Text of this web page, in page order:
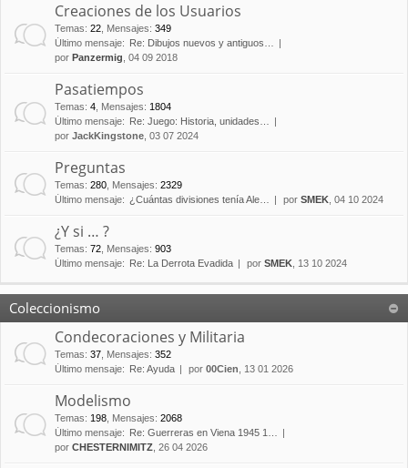
Creaciones de los Usuarios
Temas: 22 Mensajes: 349
Último mensaje:
Re: Dibujos nuevos y antiguos…
por Panzermig , 04 09 2018
Pasatiempos
Temas: 4 Mensajes: 1804
Último mensaje:
Re: Juego: Historia, unidades…
por JackKingstone , 03 07 2024
Preguntas
Temas: 280 Mensajes: 2329
Último mensaje: ¿Cuántas divisiones tenía Ale… por SMEK , 04 10 2024
¿Y si … ?
Temas: 72 Mensajes: 903
Último mensaje:
Re: La Derrota Evadida por SMEK , 13 10 2024
Coleccionismo
Condecoraciones y Militaria
Temas: 37 Mensajes: 352
Último mensaje:
Re: Ayuda por 00Cien , 13 01 2026
Modelismo
Temas: 198 Mensajes: 2068
Último mensaje:
Re: Guerreras en Viena 1945 1…
por CHESTERNIMITZ , 26 04 2026